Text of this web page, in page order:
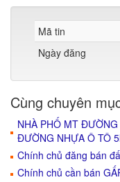
Mã tin
Ngày đăng
Cùng chuyên
NHÀ PHỐ MT
ĐƯỜNG NHỰA Ô TÔ
Chính chủ đăng bán
Chính chủ cần bán